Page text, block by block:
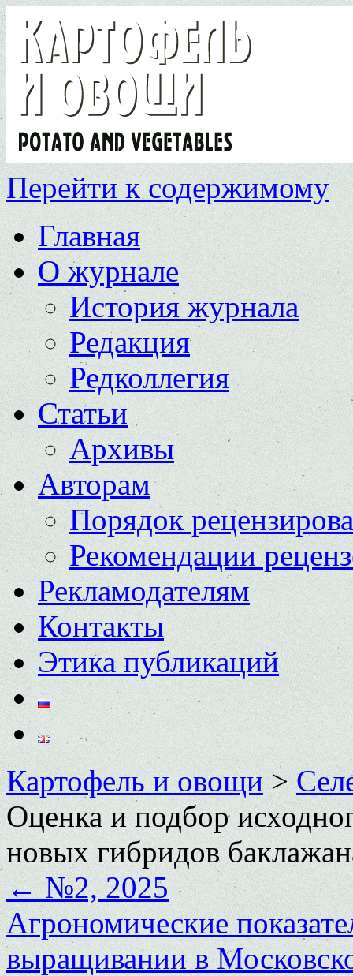
Перейти к содержимому
Главная
О журнале
История журнала
Редакция
Редколлегия
Статьи
Архивы
Авторам
Порядок
Рекомендации
Рекламодателям
Контакты
Этика публикаций
Картофель и овощи>
Оценка и подбор
новых гибридов
←№2, 2025
Агрономические
выращивании в